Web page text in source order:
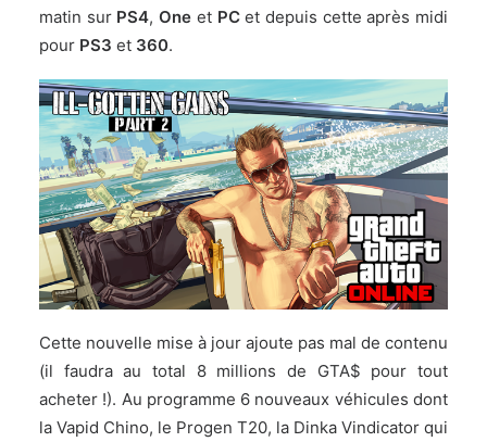
matin sur PS4,One et PCet depuis cette après midi
pour PS3 et 360.
Cette nouvelle mise à jour ajoute pas mal de contenu
(il faudra au total 8 millions de GTA$ pour tout
acheter !). Au programme 6 nouveaux véhicules dont
la Vapid Chino, le Progen T20, la Dinka Vindicator qui